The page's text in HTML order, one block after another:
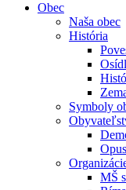
Obec
Naša obec
História
Symboly
MŠ